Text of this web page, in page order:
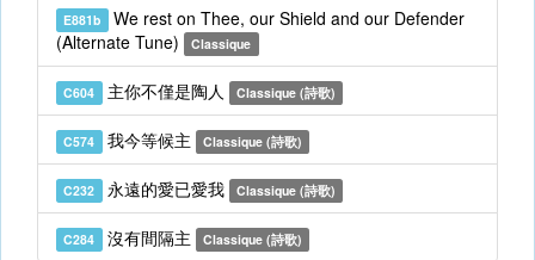
E881b We rest on Thee, our Shield and our Defender
(Alternate Tune)
Classique
C604 主你不僅是陶人 Classique (詩歌)
C574 我今等候主 Classique (詩歌)
C232 永遠的愛已愛我 Classique (詩歌)
C284 沒有間隔主 Classique (詩歌)